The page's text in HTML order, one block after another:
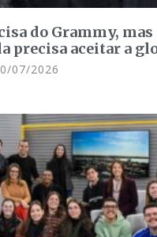
do Grammy, mas
precisa aceitar a
07/2026